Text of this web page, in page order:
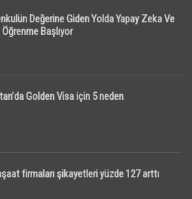
Değerine Giden Yolda Yapay Zeka Ve
Başlıyor
Golden Visa için 5 neden
firmaları şikayetleri yüzde 127 arttı